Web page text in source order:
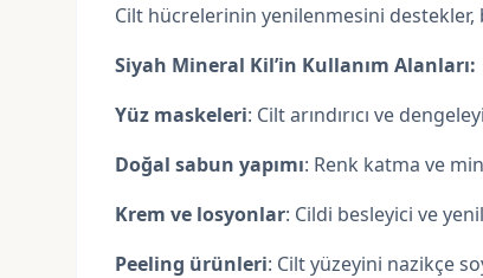
Cilt hücrelerinin yenilenmesini destekler,
Siyah Mineral Kil’in Kullanım Alanları:
Yüz maskeleri: Cilt arındırıcı ve
Doğal sabun yapımı: Renk katma ve
Krem ve losyonlar: Cildi besleyici ve
Peeling ürünleri: Cilt yüzeyini nazikçe